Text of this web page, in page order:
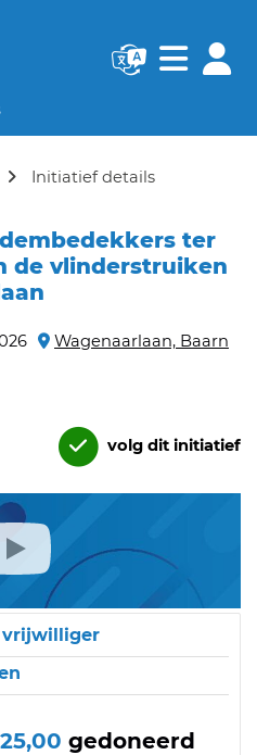
(huidige pagina)
Navigatie
Initiatief details
ter
de vlinderstruiken
Wagenaarlaan, Baarn
volg dit initiatief
vrijwilliger
gedoneerd